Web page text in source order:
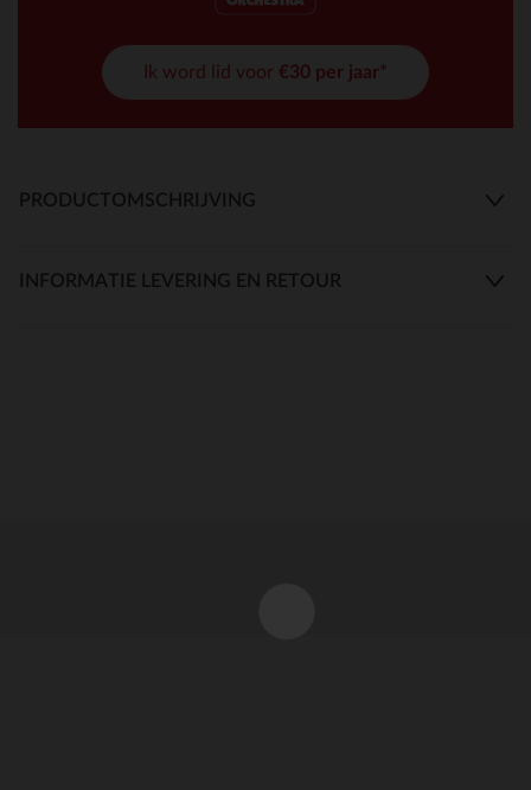
Ik word lid voor €30 per jaar*
PRODUCTOMSCHRIJVING
INFORMATIE LEVERING EN RETOUR